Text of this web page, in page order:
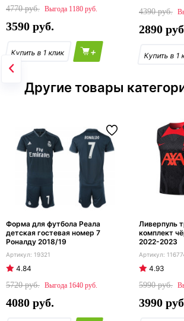
4770
1180
3590
+
4390
2890
Другие товары
Форма для футбола Реала
детская гостевая номер 7
Роналду 2018/19
19321
4.84
5720
1640
4080
Ливерпуль
комплект
2022-2023
4.93
5990
3990